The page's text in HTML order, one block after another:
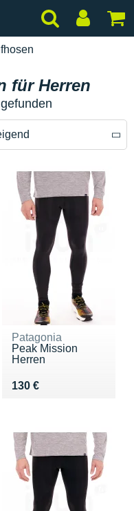
für Herren
Patagonia
Peak Mission
Herren
130 €
Vendu 130 €